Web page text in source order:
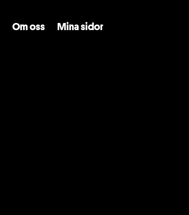
Om oss Mina sidor